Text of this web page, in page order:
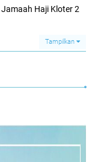
Haji Kloter 2
Tampilkan